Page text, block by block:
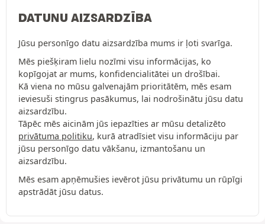
DATUNU AIZSARDZĪBA
Jūsu personīgo datu aizsardzība mums ir ļoti svarīga.
Mēs piešķiram lielu nozīmi visu informācijas, ko
kopīgojat ar mums, konfidencialitātei un drošībai.
Kā viena no mūsu galvenajām prioritātēm, mēs esam
ieviesuši stingrus pasākumus, lai nodrošinātu jūsu datu
aizsardzību.
Tāpēc mēs aicinām jūs iepazīties ar mūsu detalizēto
privātuma politiku, kurā atradīsiet visu informāciju par
jūsu personīgo datu vākšanu, izmantošanu un
aizsardzību.
Mēs esam apņēmušies ievērot jūsu privātumu un rūpīgi
apstrādāt jūsu datus.